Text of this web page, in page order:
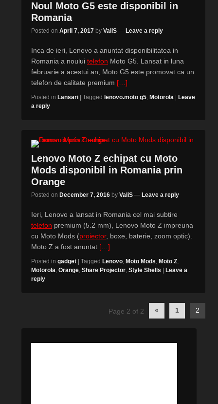
Noul Moto G5 este disponibil in
Romania
Posted on April 7, 2017 by ValiS — Leave a reply
Inca de ieri, Lenovo a anuntat disponibilitatea in
Romania a noului telefon Moto G5. Lansat in luna
februarie a acestui an, Moto G5 este promovat ca un
telefon de calitate premium […]
Posted in Lansari Tagged lenovo.moto g5, Motorola
Leave
a reply
Lenovo Moto Z echipat cu Moto
Mods disponibil in Romania prin
Orange
Posted on December 7, 2016 by ValiS — Leave a reply
Ieri, Lenovo a lansat in Romania cel mai subtire
telefon premium (5.2 mm), Lenovo Moto Z impreuna
cu Moto Mods (proiector, boxe, baterie, zoom optic).
Moto Z a fost anuntat […]
Posted in gadget Tagged Lenovo, Moto Mods, Moto Z,
Motorola, Orange, Share Projector, Style Shells
Leave a
reply
Page 2 of 2 « 1 2